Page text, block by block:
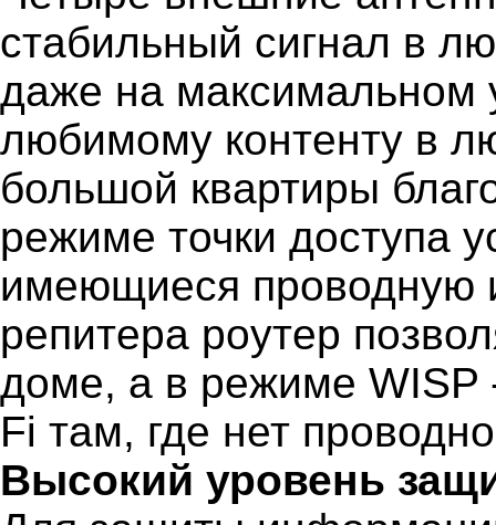
стабильный сигнал в
даже на максимальном
любимому контенту в
большой квартиры
режиме точки доступа
имеющиеся проводную
репитера роутер
доме, а в режиме WISP
Fi там, где нет
Высокий уровень